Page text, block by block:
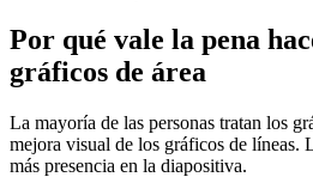
Por qué vale la pena
gráficos de área
La mayoría de las personas tratan los
mejora visual de los gráficos de líneas.
más presencia en la diapositiva.